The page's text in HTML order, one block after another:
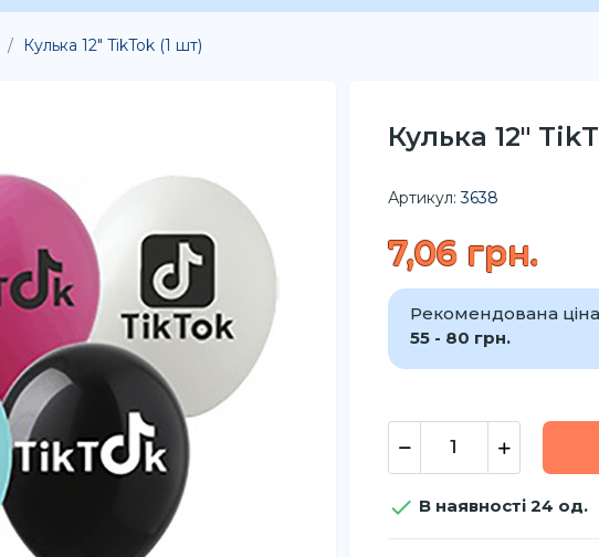
Кулька 12" TikTok (1 шт)
Кулька 12"
Артикул: 3638
7,06 грн.
Рекомендована ціна
55 - 80 грн.
 В наявності 24 од.